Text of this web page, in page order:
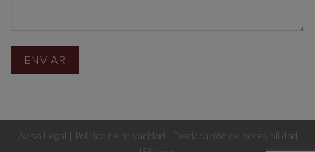
Aviso Legal | Política de privacidad | Declaración de accesibilidad